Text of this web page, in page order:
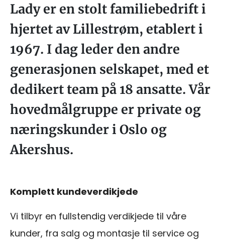
Lady er en stolt familiebedrift i
hjertet av Lillestrøm, etablert i
1967. I dag leder den andre
generasjonen selskapet, med et
dedikert team på 18 ansatte. Vår
hovedmålgruppe er private og
næringskunder i Oslo og
Akershus.
Komplett kundeverdikjede
Vi tilbyr en fullstendig verdikjede til våre
kunder, fra salg og montasje til service og